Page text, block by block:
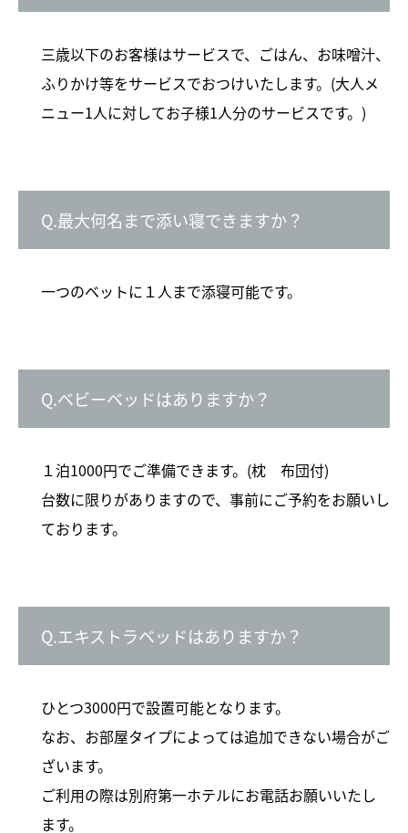
三歳以下のお客様はサービスで、ごはん、お味噌汁、
ふりかけ等をサービスでおつけいたします。(大人メ
ニュー1人に対してお子様1人分のサービスです。)
Q.最大何名まで添い寝できますか？
一つのベットに１人まで添寝可能です。
Q.ベビーベッドはありますか？
１泊1000円でご準備できます。(枕 布団付)
台数に限りがありますので、事前にご予約をお願いし
ております。
Q.エキストラベッドはありますか？
ひとつ3000円で設置可能となります。
なお、お部屋タイプによっては追加できない場合がご
ざいます。
ご利用の際は別府第一ホテルにお電話お願いいたし
ます。